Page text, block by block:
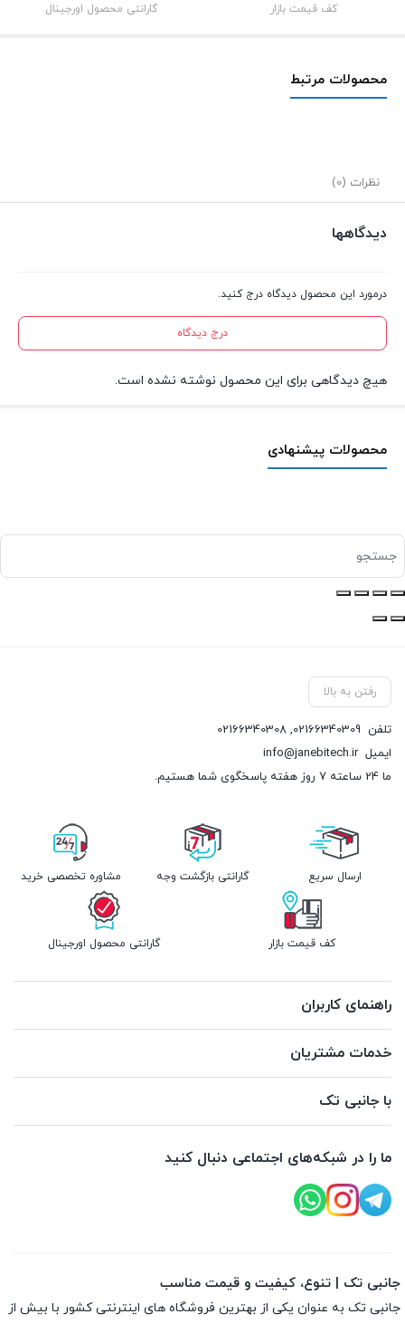
کف قیمت بازار گارانتی محصول اورجینال
محصولات مرتبط
نظرات (0)
دیدگاهها
درمورد این محصول دیدگاه درج کنید.
درج دیدگاه
هیچ دیدگاهی برای این محصول نوشته نشده است.
محصولات پیشنهادی
رفتن به بالا
تلفن 02166340309
,
02166340308
ایمیلinfo@janebitech.ir
ما 24 ساعته 7 روز هفته پاسخگوی شما هستیم.
ارسال سریع گارانتی بازگشت وجه مشاوره تخصصی خرید
کف قیمت بازار گارانتی محصول اورجینال
راهنمای کاربران
خدمات مشتریان
با جانبی تک
ما را در شبکه‌های اجتماعی دنبال کنید
جانبی تک | تنوع، کیفیت و قیمت مناسب
جانبی تک به عنوان یکی از بهترین فروشگاه های اینترنتی کشور با بیش از